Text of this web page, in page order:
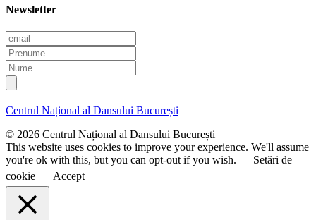
Newsletter
E
m
a
i
l
P
r
e
n
m
N
u
m
e
Centrul Național al Dansului București
© 2026 Centrul Național al Dansului București
This website uses cookies to improve your experience. We'll assume
you're ok with this, but you can opt-out if you wish.
Setări de
cookie
Accept